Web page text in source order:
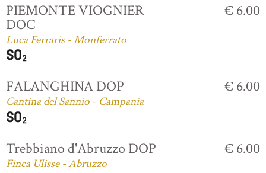
PIEMONTE VIOGNIER
DOC
Luca Ferraris - Monferrato
€ 6.00
FALANGHINA DOP
Cantina del Sannio - Campania
€ 6.00
Trebbiano d'Abruzzo DOP
Finca Ulisse - Abruzzo
€ 6.00